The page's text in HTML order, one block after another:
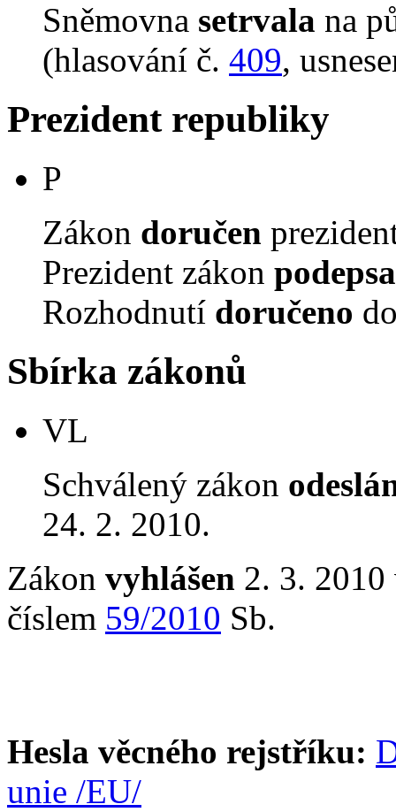
Sněmovna setrvala na
(hlasování č. 409,
Prezident republiky
P
Zákon doručen
Prezident zákon
Rozhodnutí doručeno
Sbírka zákonů
VL
Schválený zákon
24. 2. 2010.
Zákon vyhlášen 2. 3. 2010
číslem 59/2010 Sb.
Hesla věcného rejstříku:
unie /EU/